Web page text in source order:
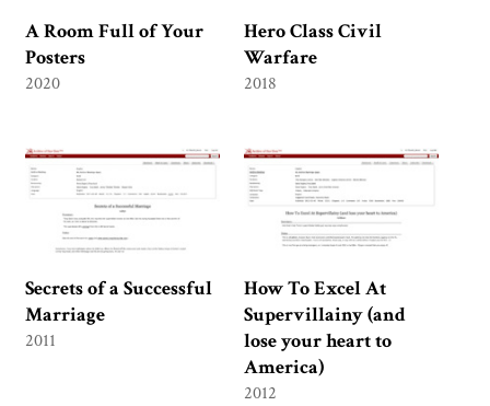
A Room Full of Your
Posters
2020
Hero Class Civil
Warfare
2018
Secrets of a Successful
Marriage
2011
How To Excel At
Supervillainy (and
lose your heart to
America)
2012